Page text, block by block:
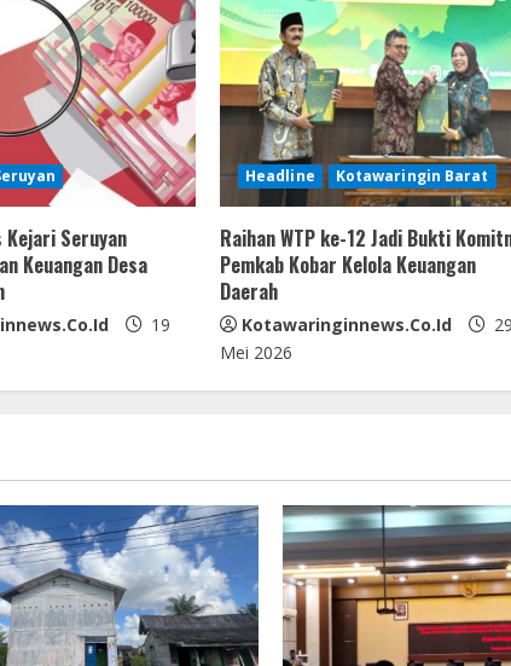
Kejari Seruyan
Keuangan Desa
19
Headline Kotawaringin Barat
Raihan WTP ke-12 Jadi Bukti
Pemkab Kobar Kelola Keuangan
Daerah
Kotawaringinnews.co.id
29
Mei 2026